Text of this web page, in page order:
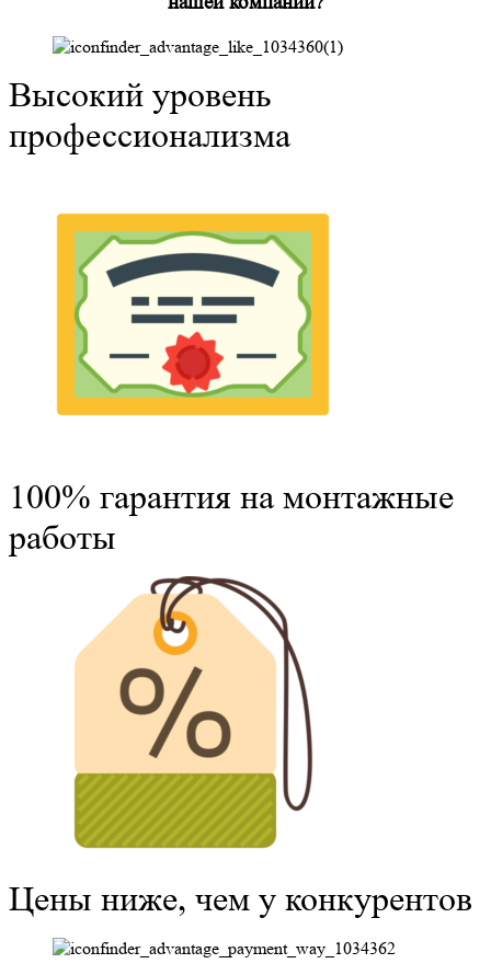
Высокий уровень
профессионализма
100% гарантия на монтажные
работы
Цены ниже, чем у конкурентов